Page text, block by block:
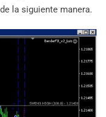
la siguiente manera.